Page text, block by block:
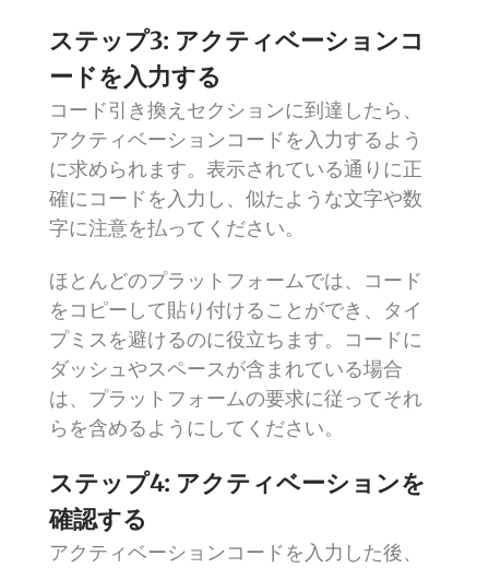
ステップ3: アクティベーションコ
ードを入力する
コード引き換えセクションに到達したら、
アクティベーションコードを入力するよう
に求められます。表示されている通りに正
確にコードを入力し、似たような文字や数
字に注意を払ってください。
ほとんどのプラットフォームでは、コード
をコピーして貼り付けることができ、タイ
プミスを避けるのに役立ちます。コードに
ダッシュやスペースが含まれている場合
は、プラットフォームの要求に従ってそれ
らを含めるようにしてください。
ステップ4: アクティベーションを
確認する
アクティベーションコードを入力した後、